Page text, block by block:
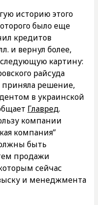
историю этого
было еще
кредитов
и вернул более,
картину:
райсуда
решение,
в украинской
Главред.
компании
компания”
быть
продажи
сейчас
и менеджмента